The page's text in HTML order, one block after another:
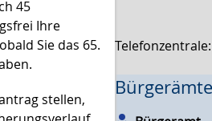
45
Ihre
Sie das 65.
stellen,